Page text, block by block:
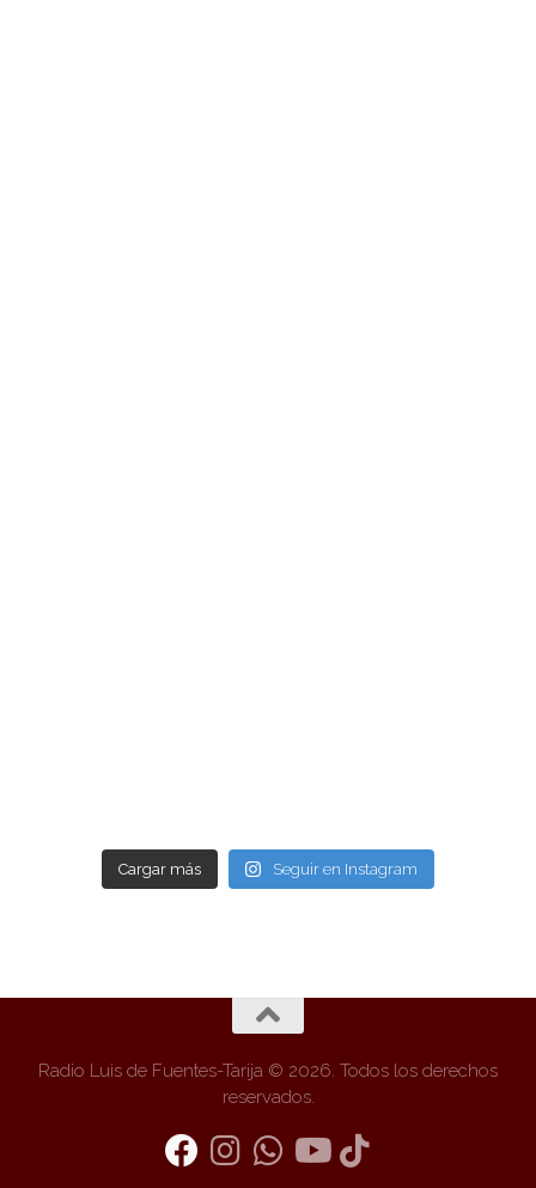
Cargar más Seguir en Instagram
Radio Luis de Fuentes-Tarija © 2026. Todos los derechos
reservados.